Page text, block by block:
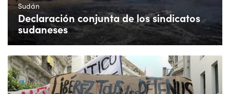
Sudán
Declaración conjunta de los sindicatos
sudaneses